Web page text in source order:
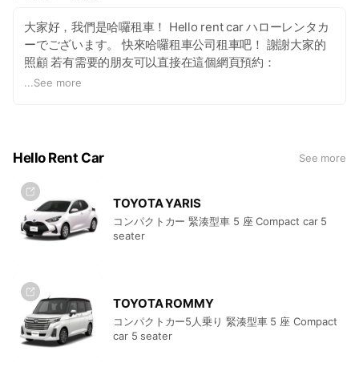
大家好，我們是哈囉租車！ Hello rent car ハローレンタカ
ーでございます。 快來哈囉租車公司租車吧！ 謝謝大家的
照顧 若有需要的朋友可以直接在這個網頁預約：
https://reserve.rentacar-
whatsapp ： +81 80-9850-9777
TEL: 080-9850-9777 -提供那霸機場到店舖免費接駁車🚌
接駁車的營業時間9:00到18:30
提供那霸機場到店舖免費接駁車 -中文英文日文韓文服務人
員 也歡迎來分享，可以幫助到有需要的朋友。 🏝️哈囉租車
🏝️ #哈囉租車 #租車自駕 #hellorentcar #沖縄最高 #那霸機
...See more
Hello Rent Car See more
TOYOTA YARIS
コンパクトカー 緊湊型車 5 座 Compact car 5
seater
TOYOTA ROMMY
コンパクトカー5人乗り 緊湊型車 5 座 Compact
car 5 seater